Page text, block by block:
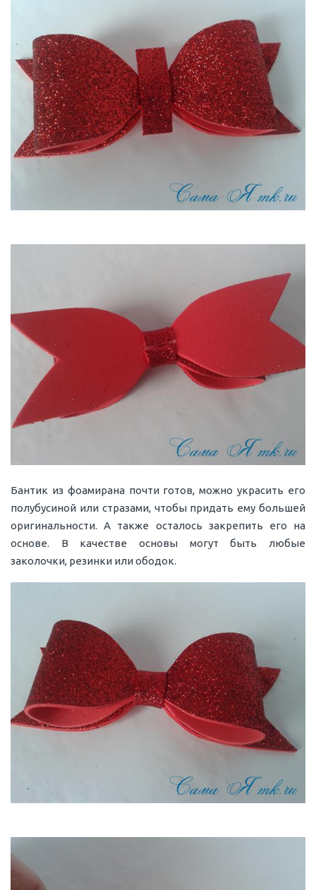
Бантик из фоамирана почти готов, можно украсить его
полубусиной или стразами, чтобы придать ему большей
оригинальности. А также осталось закрепить его на
основе. В качестве основы могут быть любые
заколочки, резинки или ободок.